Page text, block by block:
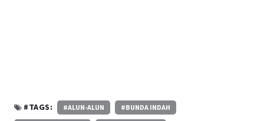
#TAGS: #ALUN-ALUN #BUNDA INDAH